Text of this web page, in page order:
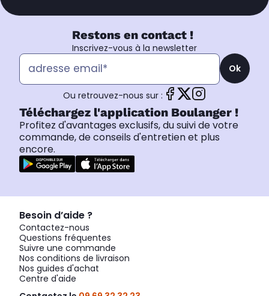
Restons en contact !
Inscrivez-vous à la newsletter
Ok
Ou retrouvez-nous sur :
Téléchargez l'application Boulanger !
Profitez d'avantages exclusifs, du suivi de votre
commande, de conseils d'entretien et plus
encore.
Besoin d’aide ?
Contactez-nous
Questions fréquentes
Suivre une commande
Nos conditions de livraison
Nos guides d'achat
Centre d'aide